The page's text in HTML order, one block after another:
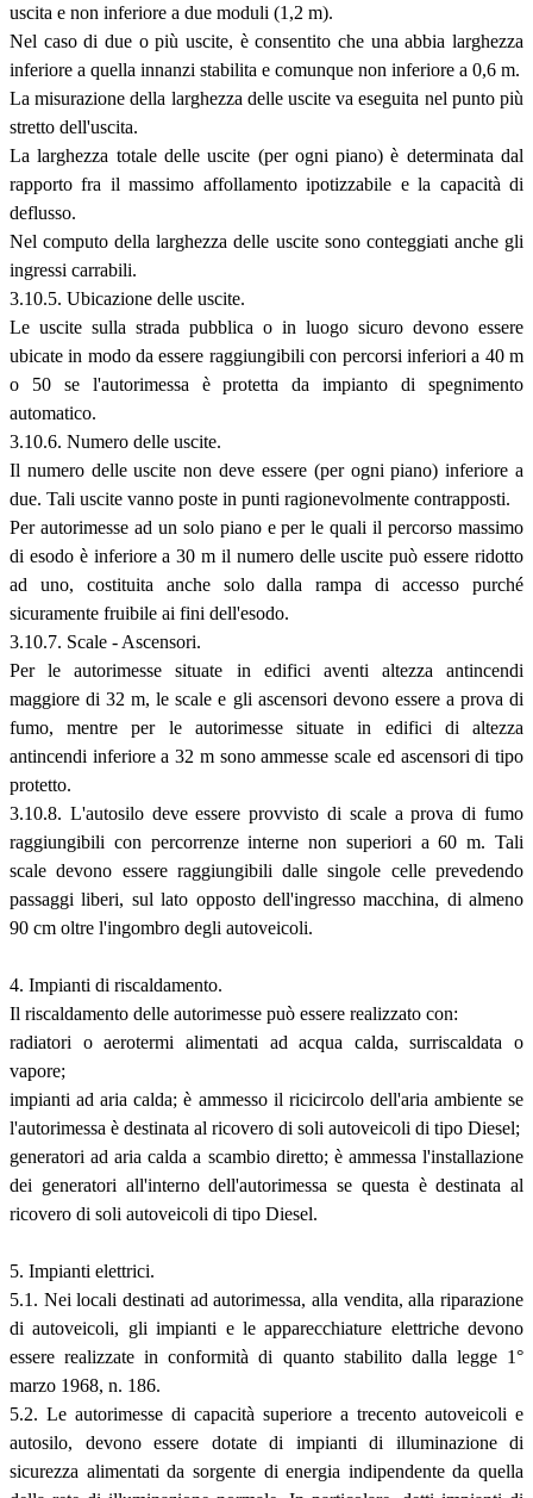
uscita e non inferiore a due moduli (1,2 m).
Nel caso di due o più uscite, è consentito che una abbia larghezza
inferiore a quella innanzi stabilita e comunque non inferiore a 0,6 m.
La misurazione della larghezza delle uscite va eseguita nel punto più
stretto dell'uscita.
La larghezza totale delle uscite (per ogni piano) è determinata dal
rapporto fra il massimo affollamento ipotizzabile e la capacità di
deflusso.
Nel computo della larghezza delle uscite sono conteggiati anche gli
ingressi carrabili.
3.10.5. Ubicazione delle uscite.
Le uscite sulla strada pubblica o in luogo sicuro devono essere
ubicate in modo da essere raggiungibili con percorsi inferiori a 40 m
o 50 se l'autorimessa è protetta da impianto di spegnimento
automatico.
3.10.6. Numero delle uscite.
Il numero delle uscite non deve essere (per ogni piano) inferiore a
due. Tali uscite vanno poste in punti ragionevolmente contrapposti.
Per autorimesse ad un solo piano e per le quali il percorso massimo
di esodo è inferiore a 30 m il numero delle uscite può essere ridotto
ad uno, costituita anche solo dalla rampa di accesso purché
sicuramente fruibile ai fini dell'esodo.
3.10.7. Scale - Ascensori.
Per le autorimesse situate in edifici aventi altezza antincendi
maggiore di 32 m, le scale e gli ascensori devono essere a prova di
fumo, mentre per le autorimesse situate in edifici di altezza
antincendi inferiore a 32 m sono ammesse scale ed ascensori di tipo
protetto.
3.10.8. L'autosilo deve essere provvisto di scale a prova di fumo
raggiungibili con percorrenze interne non superiori a 60 m. Tali
scale devono essere raggiungibili dalle singole celle prevedendo
passaggi liberi, sul lato opposto dell'ingresso macchina, di almeno
90 cm oltre l'ingombro degli autoveicoli.
4. Impianti di riscaldamento.
Il riscaldamento delle autorimesse può essere realizzato con:
radiatori o aerotermi alimentati ad acqua calda, surriscaldata o
vapore;
impianti ad aria calda; è ammesso il ricicircolo dell'aria ambiente se
l'autorimessa è destinata al ricovero di soli autoveicoli di tipo Diesel;
generatori ad aria calda a scambio diretto; è ammessa l'installazione
dei generatori all'interno dell'autorimessa se questa è destinata al
ricovero di soli autoveicoli di tipo Diesel.
5. Impianti elettrici.
5.1. Nei locali destinati ad autorimessa, alla vendita, alla riparazione
di autoveicoli, gli impianti e le apparecchiature elettriche devono
essere realizzate in conformità di quanto stabilito dalla legge 1°
marzo 1968, n. 186.
5.2. Le autorimesse di capacità superiore a trecento autoveicoli e
autosilo, devono essere dotate di impianti di illuminazione di
sicurezza alimentati da sorgente di energia indipendente da quella